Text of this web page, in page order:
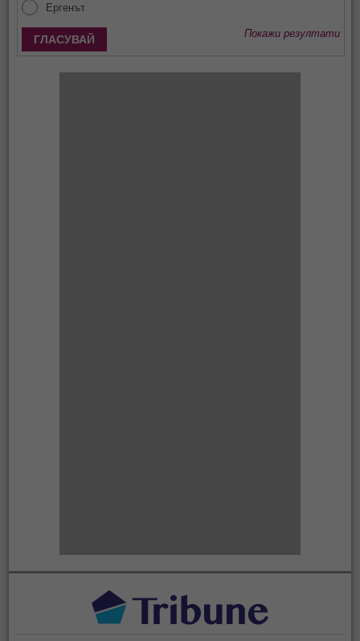
Ергенът
Покажи резултати